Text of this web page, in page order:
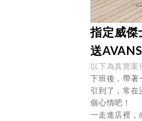
指定威傑
送
以下為真實案
下班後，帶著
引到了，常在
個心情吧！
一走進店裡，